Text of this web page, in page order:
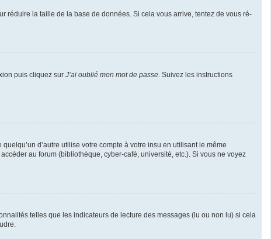
réduire la taille de la base de données. Si cela vous arrive, tentez de vous ré-
puis cliquez sur J’ai oublié mon mot de passe. Suivez les instructions
d’autre utilise votre compte à votre insu en utilisant le même
au forum (bibliothèque, cyber-café, université, etc.). Si vous ne voyez
telles que les indicateurs de lecture des messages (lu ou non lu) si cela